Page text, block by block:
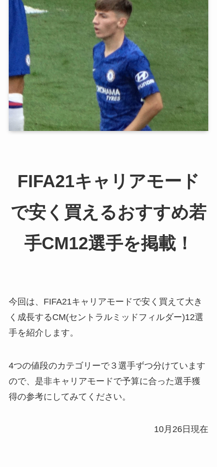
FIFA21キャリアモード
で安く買えるおすすめ若
手CM12選手を掲載！
今回は、FIFA21キャリアモードで安く買えて大き
く成長するCM(セントラルミッドフィルダー)12選
手を紹介します。
4つの値段のカテゴリーで３選手ずつ分けています
ので、是非キャリアモードで予算に合った選手獲
得の参考にしてみてください。
10月26日現在